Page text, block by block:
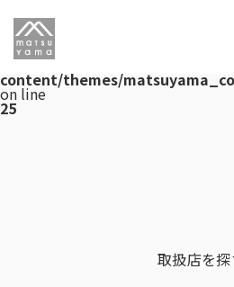
Warning
: Undefined array key "post_type" in
/var/www/html/matsu-wp-
dev/testwww.matsuyama.co.jp/
content/themes/
on line
25
取扱店を